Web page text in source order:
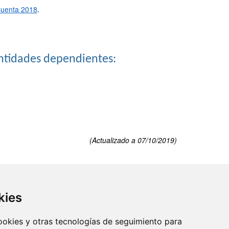
y otras tecnologías de seguimiento para
2018.
dependientes:
(Actualizado a 07/10/2019)